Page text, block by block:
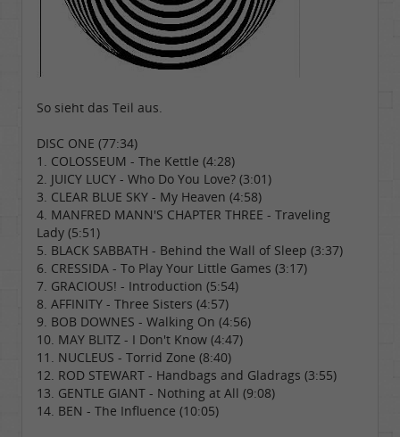
So sieht das Teil aus.
DISC ONE (77:34)
1. COLOSSEUM - The Kettle (4:28)
2. JUICY LUCY - Who Do You Love? (3:01)
3. CLEAR BLUE SKY - My Heaven (4:58)
4. MANFRED MANN'S CHAPTER THREE - Traveling
Lady (5:51)
5. BLACK SABBATH - Behind the Wall of Sleep (3:37)
6. CRESSIDA - To Play Your Little Games (3:17)
7. GRACIOUS! - Introduction (5:54)
8. AFFINITY - Three Sisters (4:57)
9. BOB DOWNES - Walking On (4:56)
10. MAY BLITZ - I Don't Know (4:47)
11. NUCLEUS - Torrid Zone (8:40)
12. ROD STEWART - Handbags and Gladrags (3:55)
13. GENTLE GIANT - Nothing at All (9:08)
14. BEN - The Influence (10:05)